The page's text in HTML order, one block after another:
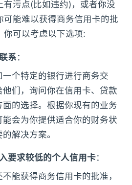
有污点(比如违约)，或者你没
可能难以获得商务信用卡的批
你可以考虑以下选项:
系：
个特定的银行进行商务交
他们，询问你在信用卡、贷款
面的选择。根据你现有的业务
会为你提供适合你的财务状
解决方案。
要求较低的个人信用卡：
能获得商务信用卡的批准，